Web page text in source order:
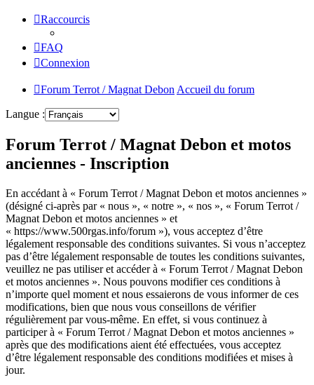
Raccourcis
FAQ
Connexion
Forum Terrot / Magnat Debon Accueil du forum
Langue :
Forum Terrot / Magnat Debon et motos
anciennes - Inscription
En accédant à « Forum Terrot / Magnat Debon et motos anciennes »
(désigné ci-après par « nous », « notre », « nos », « Forum Terrot /
Magnat Debon et motos anciennes » et
« https://www.500rgas.info/forum »), vous acceptez d’être
légalement responsable des conditions suivantes. Si vous n’acceptez
pas d’être légalement responsable de toutes les conditions suivantes,
veuillez ne pas utiliser et accéder à « Forum Terrot / Magnat Debon
et motos anciennes ». Nous pouvons modifier ces conditions à
n’importe quel moment et nous essaierons de vous informer de ces
modifications, bien que nous vous conseillons de vérifier
régulièrement par vous-même. En effet, si vous continuez à
participer à « Forum Terrot / Magnat Debon et motos anciennes »
après que des modifications aient été effectuées, vous acceptez
d’être légalement responsable des conditions modifiées et mises à
jour.